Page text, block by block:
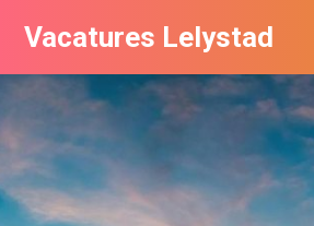
Vacatures Lelystad
Vacatures per bedrijf in Lelystad
De populairste vacatures in Lelystad
Nieuwsbrief feed